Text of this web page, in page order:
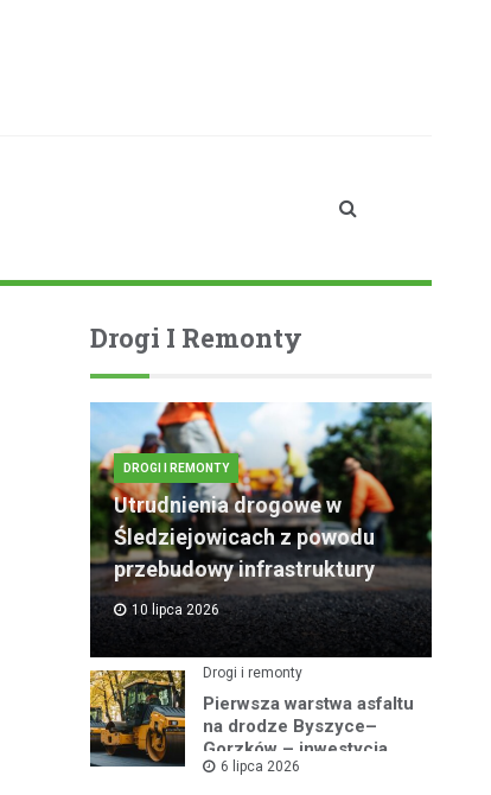
Drogi I Remonty
DROGI I REMONTY
Utrudnienia drogowe w
Śledziejowicach z powodu
przebudowy infrastruktury
10 lipca 2026
Drogi i remonty
Pierwsza warstwa asfaltu
na drodze Byszyce–
Gorzków – inwestycja
nabiera tempa!
6 lipca 2026